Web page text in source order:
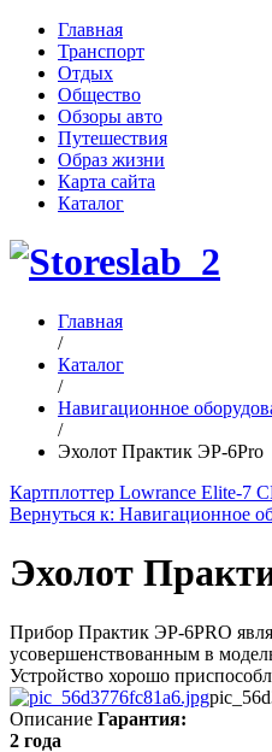
Главная
Транспорт
Отдых
Общество
Обзоры авто
Путешествия
Образ жизни
Карта сайта
Каталог
Главная
/
Каталог
/
Навигационное
/
Эхолот Практик ЭР-6Pro
Картплоттер Lowrance Elite-7
Вернуться к: Навигационное
Эхолот
Прибор Практик ЭР-6PRO
усовершенствованным в
Устройство хорошо
Описание Гарантия:
2 года